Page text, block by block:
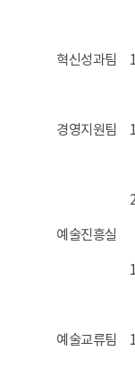
혁신성과팀
경영지원팀
예술진흥실
예술교류팀